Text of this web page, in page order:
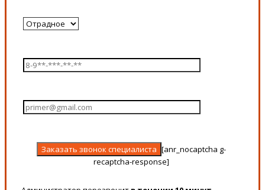
[anr_nocaptcha g-
recaptcha-response]